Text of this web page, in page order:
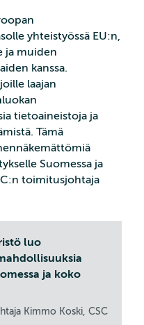
yhteistyössä EU:n,
ja muiden
kanssa.
laajan
tietoaineistoja ja
Tämä
Suomessa ja
toimitusjohtaja
luo
ja koko
Kimmo Koski, CSC